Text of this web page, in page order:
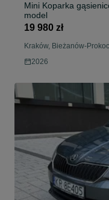
Mini Koparka
model
19 980 zł
Kraków, Bieżanów-
2026